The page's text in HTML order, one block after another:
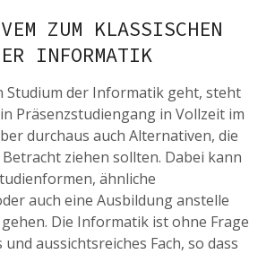
ZUM KLASSISCHEN
INFORMATIK
Studium der Informatik geht, steht
Präsenzstudiengang in Vollzeit im
durchaus auch Alternativen, die
ziehen sollten. Dabei kann
ähnliche
auch eine Ausbildung anstelle
Die Informatik ist ohne Frage
aussichtsreiches Fach, so dass